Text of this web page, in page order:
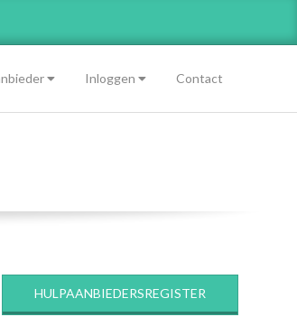
Inloggen Contact
HULPAANBIEDERSREGISTER